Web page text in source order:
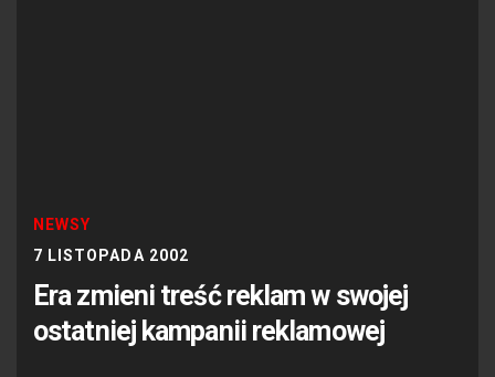
NEWSY
7 LISTOPADA 2002
Era zmieni treść reklam w swojej
ostatniej kampanii reklamowej